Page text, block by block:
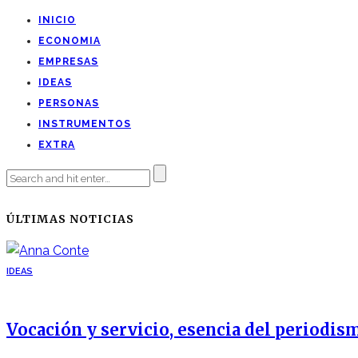
INICIO
ECONOMIA
EMPRESAS
IDEAS
PERSONAS
INSTRUMENTOS
EXTRA
ÚLTIMAS NOTICIAS
IDEAS
Vocación y servicio, esencia del